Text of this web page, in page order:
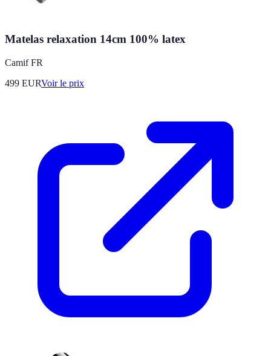
Matelas relaxation 14cm 100% latex
Camif FR
499 EURVoir le prix